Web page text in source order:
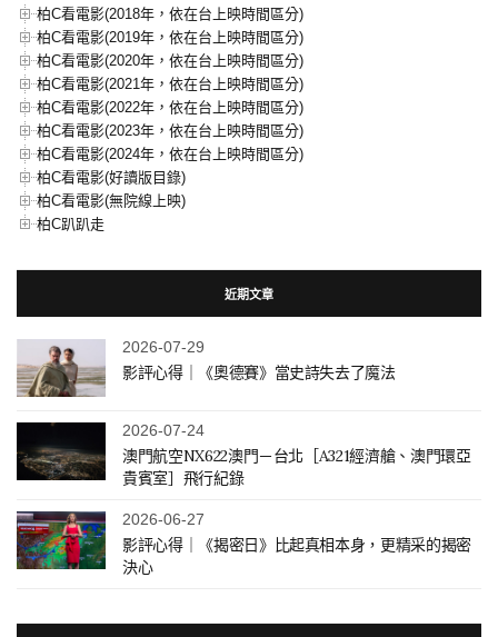
柏C看電影(2018年，依在台上映時間區分)
柏C看電影(2019年，依在台上映時間區分)
柏C看電影(2020年，依在台上映時間區分)
柏C看電影(2021年，依在台上映時間區分)
柏C看電影(2022年，依在台上映時間區分)
柏C看電影(2023年，依在台上映時間區分)
柏C看電影(2024年，依在台上映時間區分)
柏C看電影(好讀版目錄)
柏C看電影(無院線上映)
柏C趴趴走
近期文章
2026-07-29
影評心得｜《奧德賽》當史詩失去了魔法
2026-07-24
澳門航空NX622澳門－台北［A321經濟艙、澳門環亞
貴賓室］飛行紀錄
2026-06-27
影評心得｜《揭密日》比起真相本身，更精采的揭密
決心